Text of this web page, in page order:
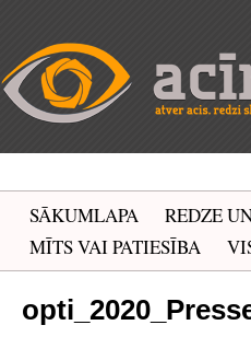
SĀKUMLAPA REDZE
MĪTS VAI PATIESĪBA